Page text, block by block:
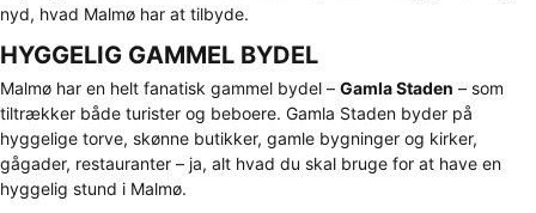
nyd, hvad Malmø har at tilbyde.
HYGGELIG GAMMEL BYDEL
Malmø har en helt fanatisk gammel bydel – Gamla Staden – som
tiltrækker både turister og beboere. Gamla Staden byder på
hyggelige torve, skønne butikker, gamle bygninger og kirker,
gågader, restauranter – ja, alt hvad du skal bruge for at have en
hyggelig stund i Malmø.